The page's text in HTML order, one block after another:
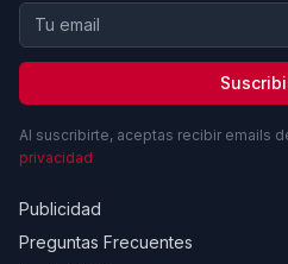
Al suscribirte, aceptas recibir emails
privacidad
Publicidad
Preguntas Frecuentes